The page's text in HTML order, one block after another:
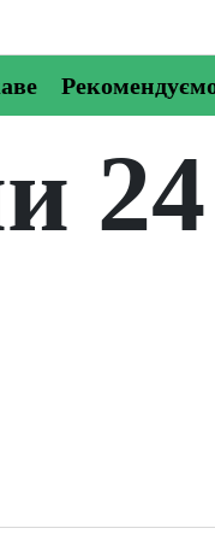
24